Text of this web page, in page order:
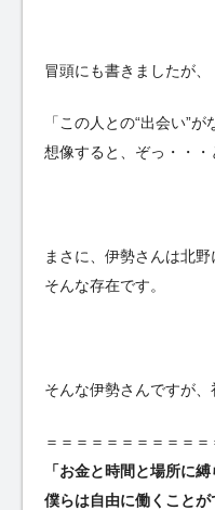
冒頭にも書きましたが、
「この人との“出会い”
想像すると、ぞっ・・・
まさに、伊勢さんは北野
そんな存在です。
そんな伊勢さんですが、
＝＝＝＝＝＝＝＝＝＝＝
「お金と時間と場所に縛
僕らは自由に働くこと